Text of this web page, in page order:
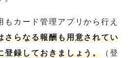
カード管理アプリから行え
さらなる報酬も用意されてい
登録しておきましょう。 （登